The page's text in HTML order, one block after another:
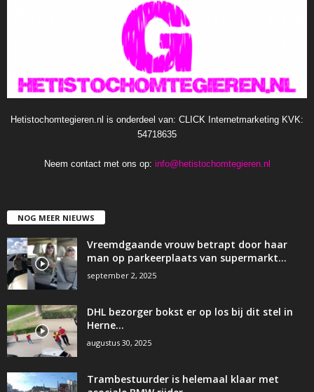
Hetistochomtegieren.nl is onderdeel van: CLICK Internetmarketing KVK:
54718635
Neem contact met ons op: info@hetistochomtegieren.nl
NOG MEER NIEUWS
Vreemdgaande vrouw betrapt door haar
man op parkeerplaats van supermarkt…
september 2, 2025
DHL bezorger bokst er op los bij dit stel in
Herne…
augustus 30, 2025
Trambestuurder is helemaal klaar met